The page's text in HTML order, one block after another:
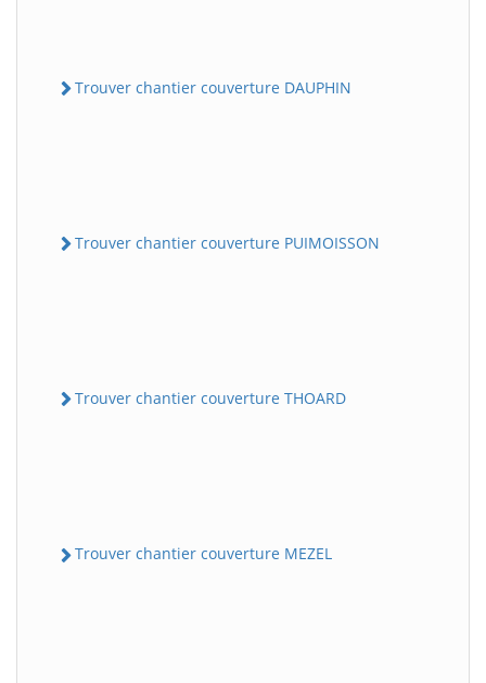
Trouver chantier couverture DAUPHIN
Trouver chantier couverture PUIMOISSON
Trouver chantier couverture THOARD
Trouver chantier couverture MEZEL